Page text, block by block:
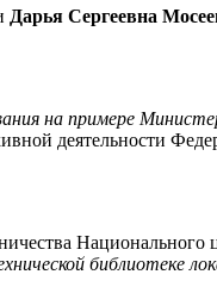
Дарья Сергеевна
на примере
деятельности
Национального
библиотеке